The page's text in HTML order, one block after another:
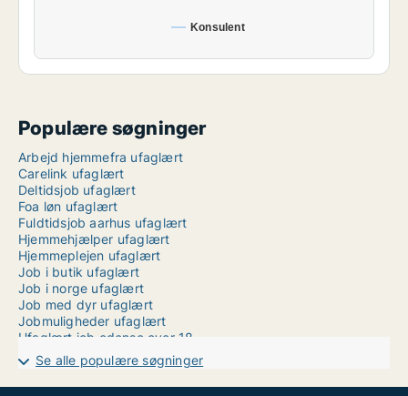
Konsulent
Populære søgninger
Arbejd hjemmefra ufaglært
Carelink ufaglært
Deltidsjob ufaglært
Foa løn ufaglært
Fuldtidsjob aarhus ufaglært
Hjemmehjælper ufaglært
Hjemmeplejen ufaglært
Job i butik ufaglært
Job i norge ufaglært
Job med dyr ufaglært
Jobmuligheder ufaglært
Ufaglært job odense over 18
Ufaglært job plejehjem
Ufaglært job rigshospitalet
Ufaglært job ringkøbing-skjern
Se alle populære søgninger